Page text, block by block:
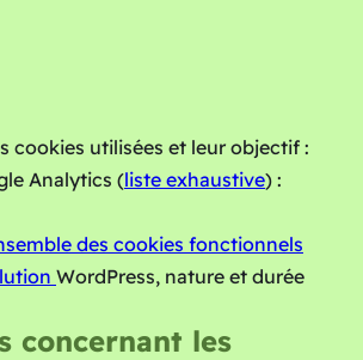
cookies utilisées et leur objectif :
Analytics (liste exhaustive) :
des cookies fonctionnels
WordPress, nature et durée
concernant les